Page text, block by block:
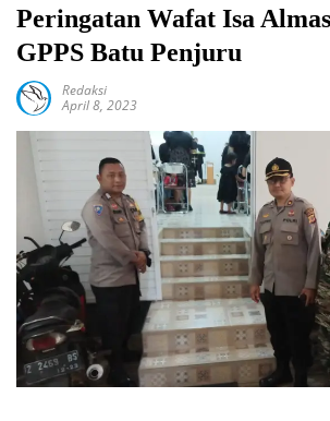
Peringatan Wafat Isa
GPPS Batu Penjuru
Redaksi
April 8, 2023